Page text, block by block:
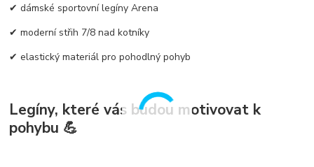
✔dámské sportovní legíny Arena
✔moderní střih 7/8 nad kotníky
✔elastický materiál pro pohodlný pohyb
Legíny, které vás budou motivovat k
pohybu 💪